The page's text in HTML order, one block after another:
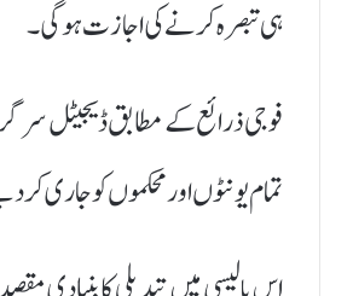
ہی تبصرہ کرنے کی اجازت ہوگی۔
فوجی ذرائع کے مطابق ڈیجیٹل
تمام یونٹوں اور محکموں کو جاری کر